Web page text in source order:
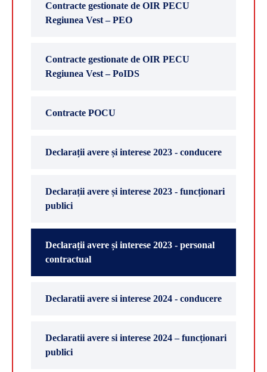
Contracte gestionate de OIR PECU
Regiunea Vest – PEO
Contracte gestionate de OIR PECU
Regiunea Vest – PoIDS
Contracte POCU
Declarații avere și interese 2023 - conducere
Declarații avere și interese 2023 - funcționari
publici
Declarații avere și interese 2023 - personal
contractual
Declaratii avere si interese 2024 - conducere
Declaratii avere si interese 2024 – funcționari
publici